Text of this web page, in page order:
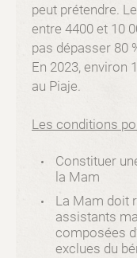
peut prétendre.
entre 4400 et 10
pas dépasser 80
En 2023, environ
au Piaje.
Les conditions
Constituer
la Mam
La Mam doit
assistants
composées
exclues du